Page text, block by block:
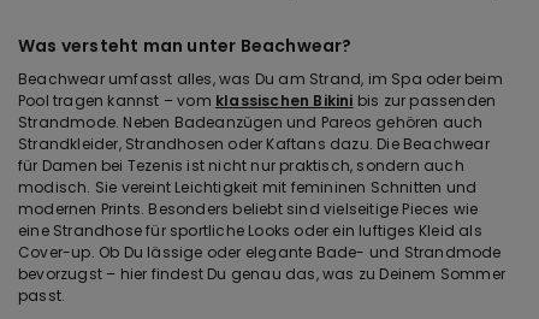
Was versteht man unter Beachwear?
Beachwear umfasst alles, was Du am Strand, im Spa oder beim
Pool tragen kannst – vom klassischen Bikini bis zur passenden
Strandmode. Neben Badeanzügen und Pareos gehören auch
Strandkleider, Strandhosen oder Kaftans dazu. Die Beachwear
für Damen bei Tezenis ist nicht nur praktisch, sondern auch
modisch. Sie vereint Leichtigkeit mit femininen Schnitten und
modernen Prints. Besonders beliebt sind vielseitige Pieces wie
eine Strandhose für sportliche Looks oder ein luftiges Kleid als
Cover-up. Ob Du lässige oder elegante Bade- und Strandmode
bevorzugst – hier findest Du genau das, was zu Deinem Sommer
passt.